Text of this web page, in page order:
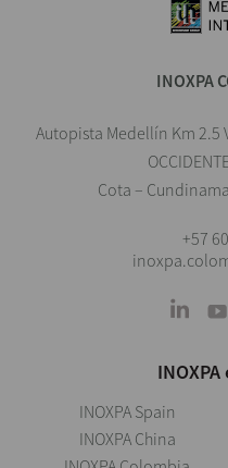
INOXPA
Autopista Medellín Km 2.5
Cota –
+57
INOXPA Spain
INOXPA China